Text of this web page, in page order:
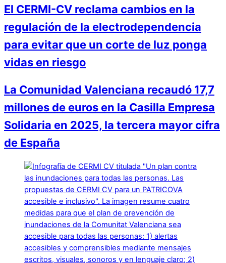
El CERMI-CV reclama cambios en la
regulación de la electrodependencia
para evitar que un corte de luz ponga
vidas en riesgo
La Comunidad Valenciana recaudó 17,7
millones de euros en la Casilla Empresa
Solidaria en 2025, la tercera mayor cifra
de España